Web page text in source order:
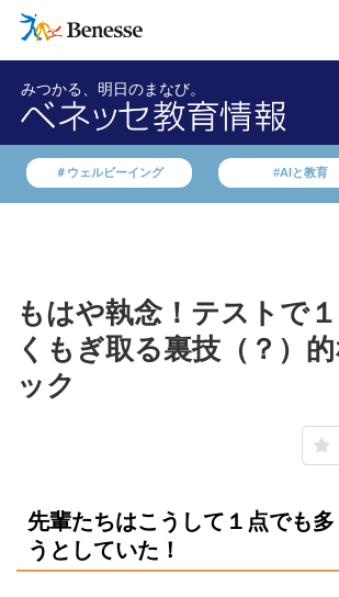
みつかる、明日のまなび。
＃ウェルビーイング #AIと教育
もはや執念！テストで
くもぎ取る裏技（？）
ック
先輩たちはこうして１点でも
うとしていた！